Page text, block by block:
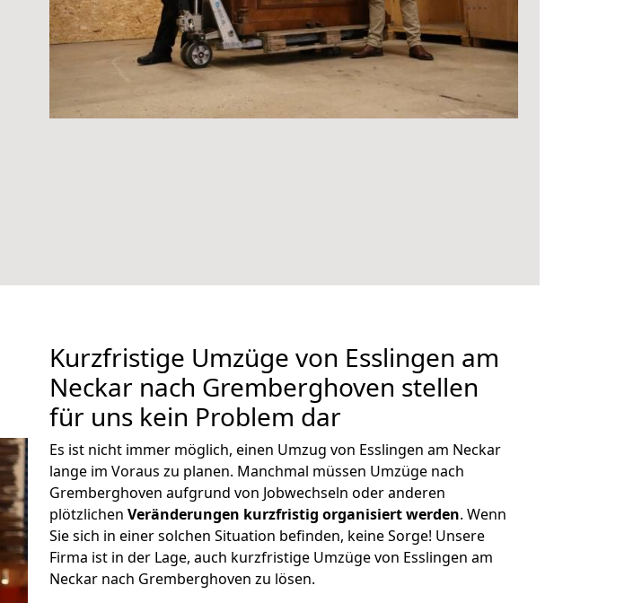
Kurzfristige Umzüge von Esslingen am
Neckar nach Gremberghoven stellen
für uns kein Problem dar
Es ist nicht immer möglich, einen Umzug von Esslingen am Neckar
lange im Voraus zu planen. Manchmal müssen Umzüge nach
Gremberghoven aufgrund von Jobwechseln oder anderen
plötzlichen Veränderungen kurzfristig organisiert werden. Wenn
Sie sich in einer solchen Situation befinden, keine Sorge! Unsere
Firma ist in der Lage, auch kurzfristige Umzüge von Esslingen am
Neckar nach Gremberghoven zu lösen.